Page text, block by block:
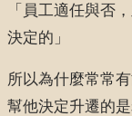
「員工適任與否
決定的」
所以為什麼常常
幫他決定升遷的